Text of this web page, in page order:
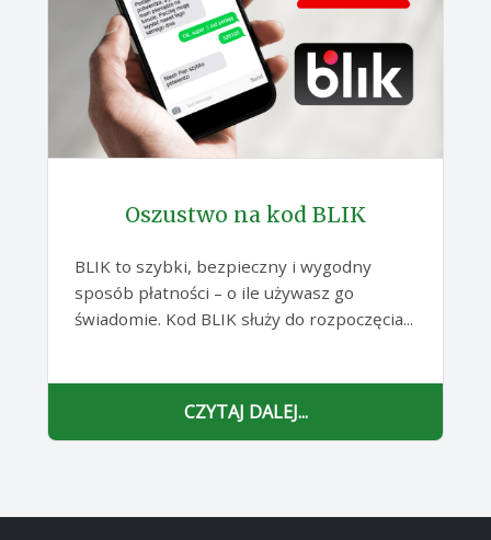
Oszustwo na kod BLIK
BLIK to szybki, bezpieczny i wygodny
sposób płatności – o ile używasz go
świadomie. Kod BLIK służy do rozpoczęcia...
CZYTAJ DALEJ...